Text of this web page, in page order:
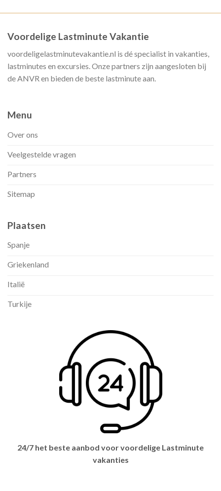
Voordelige Lastminute Vakantie
voordeligelastminutevakantie.nl is dé specialist in vakanties,
lastminutes en excursies. Onze partners zijn aangesloten bij
de ANVR en bieden de beste lastminute aan.
Menu
Over ons
Veelgestelde vragen
Partners
Sitemap
Plaatsen
Spanje
Griekenland
Italië
Turkije
24/7 het beste aanbod voor voordelige Lastminute
vakanties